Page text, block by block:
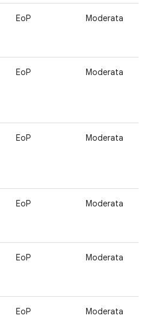
EoP Moderata
EoP Moderata
EoP Moderata
EoP Moderata
EoP Moderata
EoP Moderata